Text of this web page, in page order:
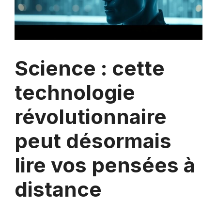
Science : cette
technologie
révolutionnaire
peut désormais
lire vos pensées à
distance